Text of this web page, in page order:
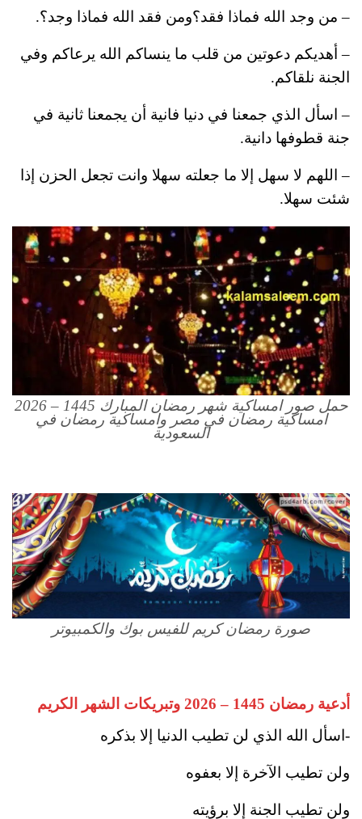
– من وجد الله فماذا فقد؟ومن فقد الله فماذا وجد؟.
– أهديكم دعوتين من قلب ما ينساكم الله يرعاكم وفي
الجنة نلقاكم.
– اسأل الذي جمعنا في دنيا فانية أن يجمعنا ثانية في
جنة قطوفها دانية.
– اللهم لا سهل إلا ما جعلته سهلا وانت تجعل الحزن إذا
شئت سهلا.
حمل صور امساكية شهر رمضان المبارك 1445 – 2026
امساكية رمضان في مصر وامساكية رمضان في
السعودية
صورة رمضان كريم للفيس بوك والكمبيوتر
أدعية رمضان 1445 – 2026 وتبريكات الشهر الكريم
-اسأل الله الذي لن تطيب الدنيا إلا بذكره
ولن تطيب الآخرة إلا بعفوه
ولن تطيب الجنة إلا برؤيته